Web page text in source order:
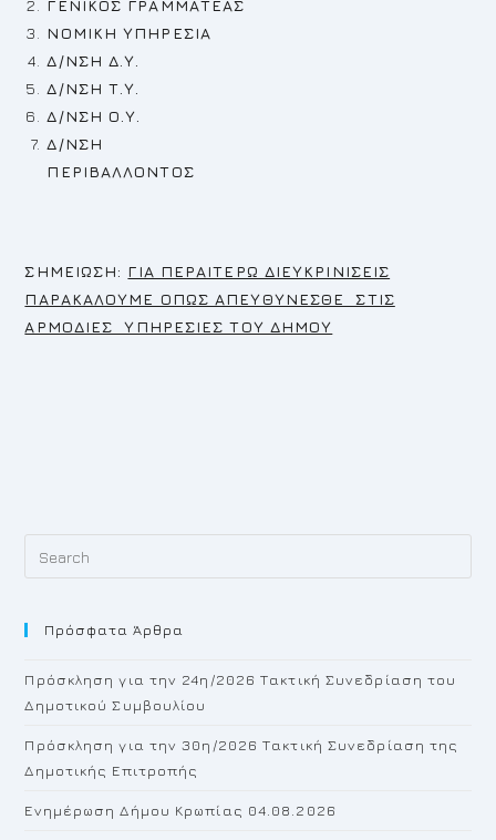
ΓΕΝΙΚΟΣ ΓΡΑΜΜΑΤΕΑΣ
ΝΟΜΙΚΗ ΥΠΗΡΕΣΙΑ
Δ/ΝΣΗ Δ.Υ.
Δ/ΝΣΗ Τ.Υ.
Δ/ΝΣΗ Ο.Υ.
Δ/ΝΣΗ
ΠΕΡΙΒΑΛΛΟΝΤΟΣ
ΣΗΜΕΙΩΣΗ: ΓΙΑ ΠΕΡΑΙΤΕΡΩ ΔΙΕΥΚΡΙΝΙΣΕΙΣ
ΠΑΡΑΚΑΛΟΥΜΕ ΟΠΩΣ ΑΠΕΥΘΥΝΕΣΘΕ ΣΤΙΣ
ΑΡΜΟΔΙΕΣ ΥΠΗΡΕΣΙΕΣ ΤΟΥ ΔΗΜΟΥ
Πρόσφατα Άρθρα
Πρόσκληση για την 24η/2026 Τακτική Συνεδρίαση του
Δημοτικού Συμβουλίου
Πρόσκληση για την 30η/2026 Τακτική Συνεδρίαση της
Δημοτικής Επιτροπής
Ενημέρωση Δήμου Κρωπίας 04.08.2026